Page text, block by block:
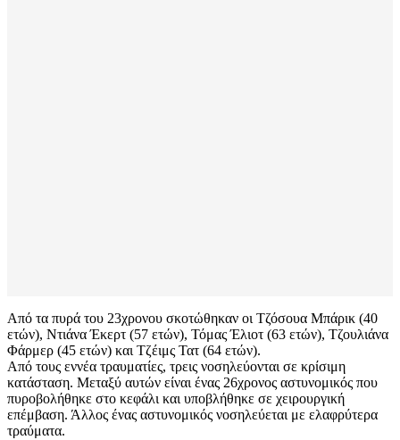
Από τα πυρά του 23χρονου σκοτώθηκαν οι Τζόσουα Μπάρικ (40
ετών), Ντιάνα Έκερτ (57 ετών), Τόμας Έλιοτ (63 ετών), Τζουλιάνα
Φάρμερ (45 ετών) και Τζέιμς Τατ (64 ετών).
Από τους εννέα τραυματίες, τρεις νοσηλεύονται σε κρίσιμη
κατάσταση. Μεταξύ αυτών είναι ένας 26χρονος αστυνομικός που
πυροβολήθηκε στο κεφάλι και υποβλήθηκε σε χειρουργική
επέμβαση. Άλλος ένας αστυνομικός νοσηλεύεται με ελαφρύτερα
τραύματα.